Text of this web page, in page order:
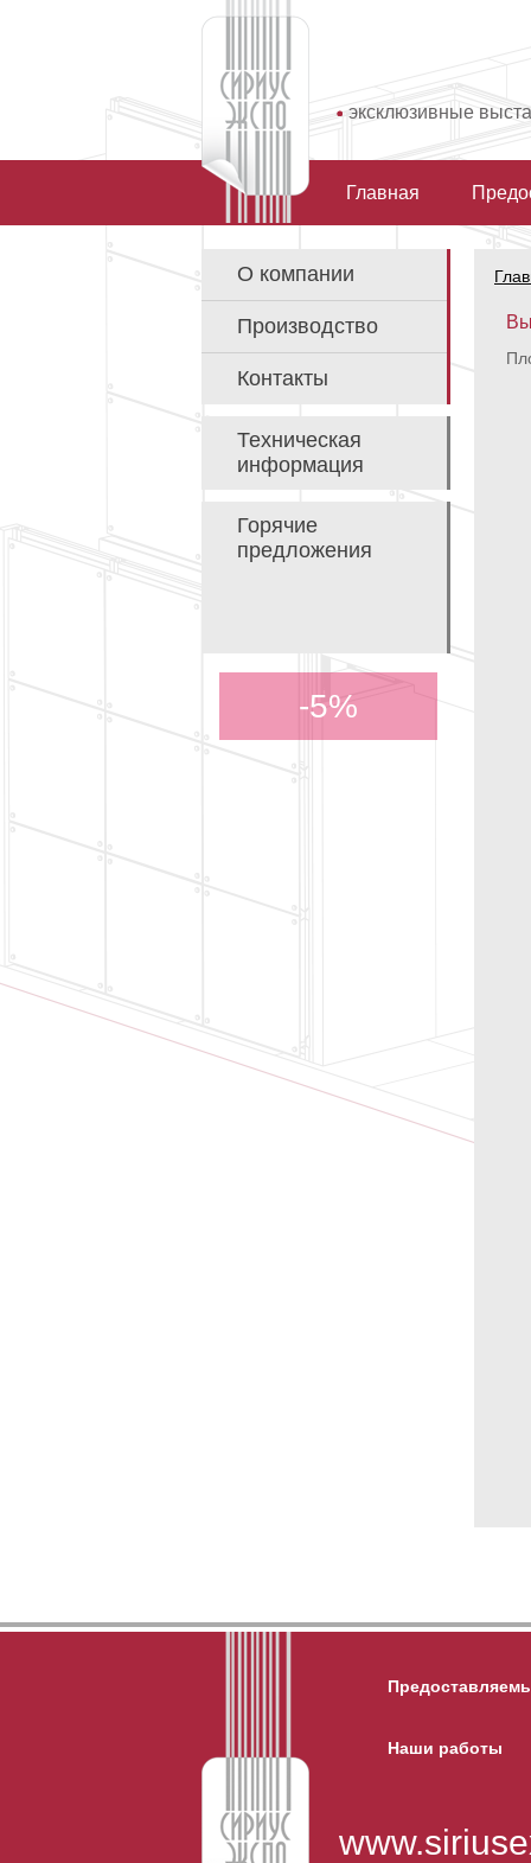
эксклюзивные
Главная
О компании
Производство
Контакты
Техническая
информация
Горячие
предложения
-5%
Наши работы